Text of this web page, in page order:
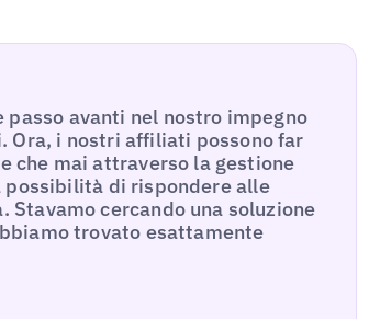
passo avanti nel nostro impegno
Ora, i nostri affiliati possono far
che mai attraverso la gestione
di rispondere alle
cercando una soluzione
trovato esattamente